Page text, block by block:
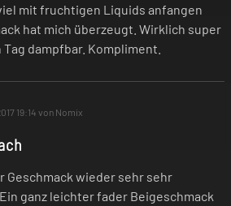
Arzt.
abgewöhnen willst,
bitte an deinen Arzt oder
mit fruchtigen Liquids anfangen
hat mich überzeugt. Wirklich super
dampfbar. Kompliment.
19:14 von Nomix
Geschmack wieder sehr sehr
ganz leichter fader Beigeschmack